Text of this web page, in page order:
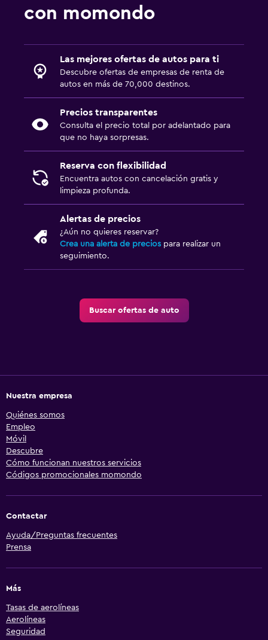
con momondo
Las mejores ofertas de autos para ti
Descubre ofertas de empresas de renta de
autos en más de 70,000 destinos.
Precios transparentes
Consulta el precio total por adelantado para
que no haya sorpresas.
Reserva con flexibilidad
Encuentra autos con cancelación gratis y
limpieza profunda.
Alertas de precios
¿Aún no quieres reservar?
Crea una alerta de precios para realizar un
seguimiento.
Buscar ofertas de auto
Nuestra empresa
Quiénes somos
Empleo
Móvil
Descubre
Cómo funcionan nuestros servicios
Códigos promocionales momondo
Contactar
Ayuda/Preguntas frecuentes
Prensa
Más
Tasas de aerolíneas
Aerolíneas
Seguridad